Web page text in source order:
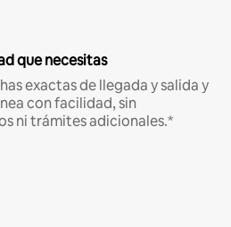
que necesitas
exactas de llegada y salida y
con facilidad, sin
ni trámites adicionales.*